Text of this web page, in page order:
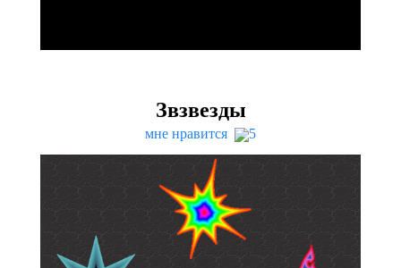
Звзвезды
мне нравится 5